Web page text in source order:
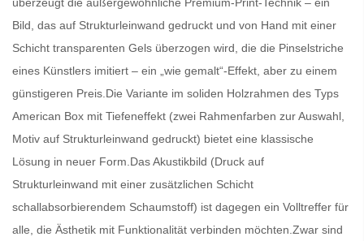
Bild, das auf Strukturleinwand gedruckt und von Hand mit einer
Schicht transparenten Gels überzogen wird, die die Pinselstriche
eines Künstlers imitiert – ein „wie gemalt“-Effekt, aber zu einem
günstigeren Preis.Die Variante im soliden Holzrahmen des Typs
American Box mit Tiefeneffekt (zwei Rahmenfarben zur Auswahl,
Motiv auf Strukturleinwand gedruckt) bietet eine klassische
Lösung in neuer Form.Das Akustikbild (Druck auf
Strukturleinwand mit einer zusätzlichen Schicht
schallabsorbierendem Schaumstoff) ist dagegen ein Volltreffer für
alle, die Ästhetik mit Funktionalität verbinden möchten.Zwar sind